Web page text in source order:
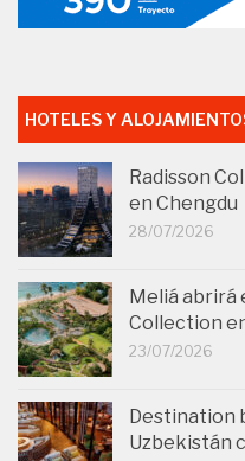
HOTELES Y
Radisson
en Chengdu
28/07/2026
Meliá abrirá
Collection
23/07/2026
Destination
Uzbekistán